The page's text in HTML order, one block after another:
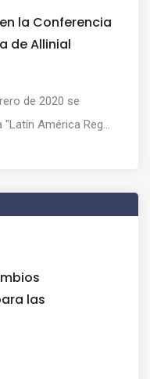
la Conferencia
de Allinial
de 2020 se
América Reg...
las